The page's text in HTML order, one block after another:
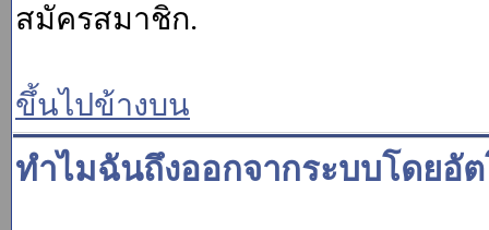
สมัครสมาชิก.
ขึ้นไปข้างบน
ทำไมฉันถึงออกจากระบบโดยอั